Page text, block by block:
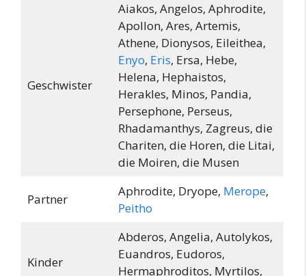
Geschwister
Aiakos, Angelos, Aphrodite,
Apollon, Ares, Artemis,
Athene, Dionysos, Eileithea,
Enyo, Eris, Ersa, Hebe,
Helena, Hephaistos,
Herakles, Minos, Pandia,
Persephone, Perseus,
Rhadamanthys, Zagreus, die
Chariten, die Horen, die Litai,
die Moiren, die Musen
Partner
Aphrodite, Dryope, Merope,
Peitho
Kinder
Abderos, Angelia, Autolykos,
Euandros, Eudoros,
Hermaphroditos, Myrtilos,